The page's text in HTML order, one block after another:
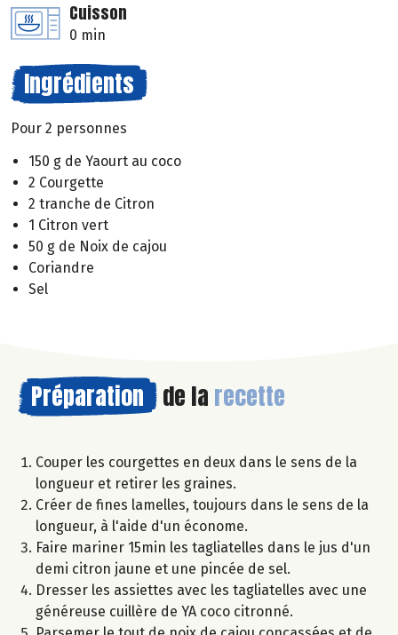
Cuisson
0 min
Ingrédients
Pour 2 personnes
150 g de Yaourt au coco
2 Courgette
2 tranche de Citron
1 Citron vert
50 g de Noix de cajou
Coriandre
Sel
Préparation de la recette
Couper les courgettes en deux dans le sens de la
longueur et retirer les graines.
Créer de fines lamelles, toujours dans le sens de la
longueur, à l'aide d'un économe.
Faire mariner 15min les tagliatelles dans le jus d'un
demi citron jaune et une pincée de sel.
Dresser les assiettes avec les tagliatelles avec une
généreuse cuillère de YA coco citronné.